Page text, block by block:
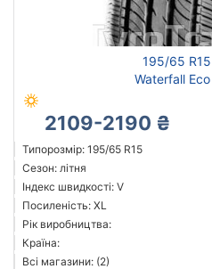
195/65 R15
Waterfall
2109-2190 ₴
Типорозмір: 195/65 R15
Сезон: літня
Індекс швидкості: V
Посиленість: XL
Рік виробництва:
Країна:
Всі магазини: (2)